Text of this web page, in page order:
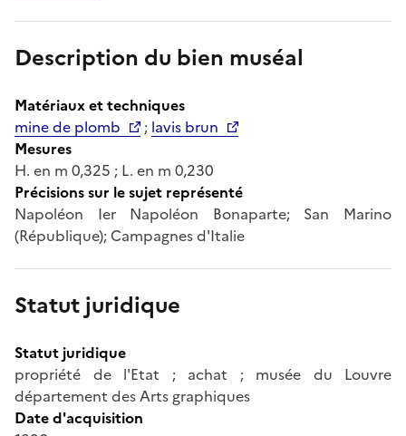
Description du bien muséal
Matériaux et techniques
mine de plomb
; lavis brun
Mesures
H. en m 0,325 ; L. en m 0,230
Précisions sur le sujet représenté
Napoléon Ier Napoléon Bonaparte; San Marino
(République); Campagnes d'Italie
Statut juridique
Statut juridique
propriété de l'Etat ; achat ; musée du Louvre
département des Arts graphiques
Date d'acquisition